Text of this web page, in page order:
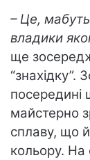
– Це,
владики
ще
“знахідку”.
посередині
майстерно
сплаву, що
кольору. На